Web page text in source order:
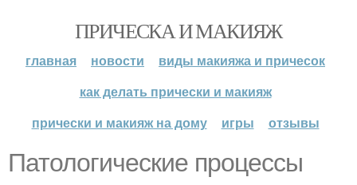
ПРИЧЕСКА И МАКИЯЖ
главная новости
виды макияжа и причесок
как делать прически и макияж
прически и макияж на дому
игры отзывы
Патологические процессы